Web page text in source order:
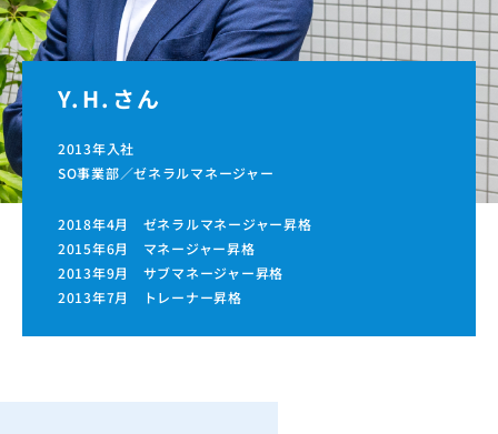
Y.H.さん
2013年入社
SO事業部／ゼネラルマネージャー
2018年4月 ゼネラルマネージャー昇格
2015年6月 マネージャー昇格
2013年9月 サブマネージャー昇格
2013年7月 トレーナー昇格